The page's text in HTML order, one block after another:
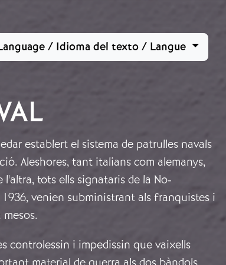
/ Idioma del texto / Langue
establert el sistema de patrulles navals
Aleshores, tant italians com alemanys,
tots ells signataris de la No-
venien subministrant als franquistes i
controlessin i impedissin que vaixells